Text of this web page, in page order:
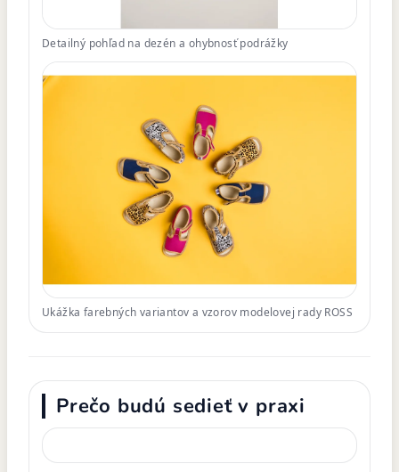
Detailný pohľad na dezén a ohybnosť podrážky
Ukážka farebných variantov a vzorov modelovej rady ROSS
Prečo budú sedieť v praxi